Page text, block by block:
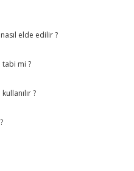
elde edilir ?
tabi mi ?
?